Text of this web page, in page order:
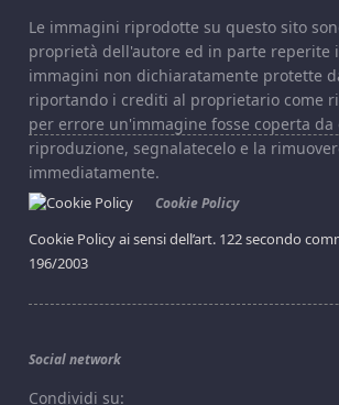
Le immagini riprodotte su questo sito
proprietà dell'autore ed in parte reperite
immagini non dichiaratamente protette
riportando i crediti al proprietario come
per errore un'immagine fosse coperta
riproduzione, segnalatecelo e la
immediatamente.
Cookie Policy
Cookie Policy ai sensi dell’art. 122 secondo
196/2003
Social network
Condividi su: